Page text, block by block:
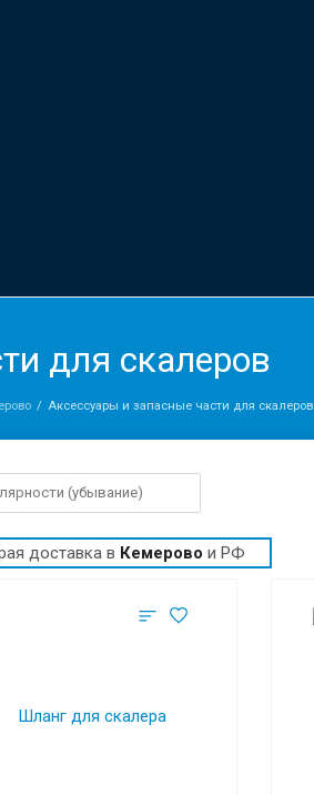
для скалеров
Аксессуары и запасные части для скалеров
доставка в Кемерово и РФ